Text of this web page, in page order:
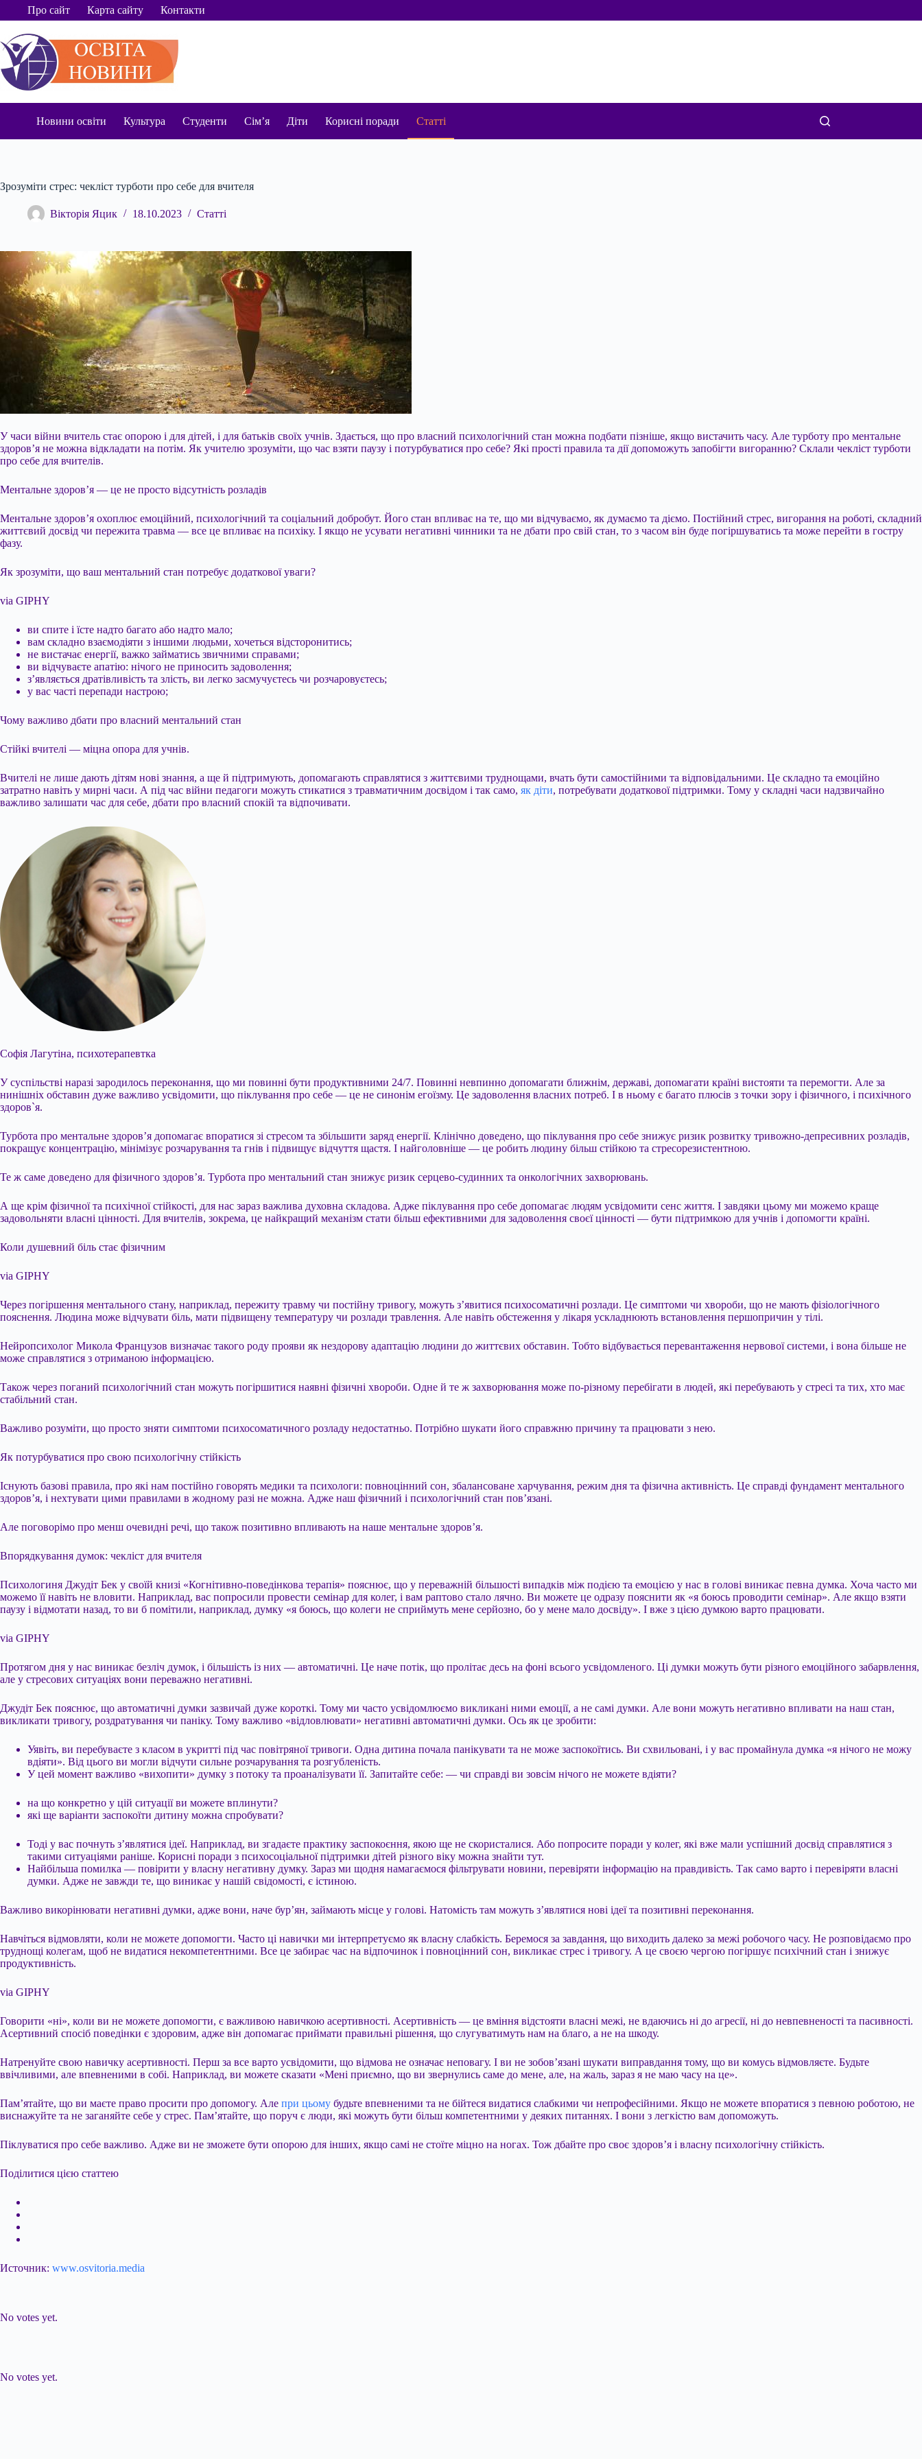
ПерейтиПро сайт Карта сайту Контакти
Новини освіти Культура Студенти Сім’я Діти Корисні поради Статті
Зрозуміти стрес: чекліст турботи про себе для вчителя
Вікторія Яцик 18.10.2023 Статті
У часи війни вчитель стає опорою і для дітей, і для батьків своїх учнів. Здається, що про власний психологічний стан можна подбати пізніше, якщо вистачить часу. Але турботу про ментальне
здоров’я не можна відкладати на потім. Як учителю зрозуміти, що час взяти паузу і потурбуватися про себе? Які прості правила та дії допоможуть запобігти вигоранню? Склали чекліст турботи
про себе для вчителів.
Ментальне здоров’я — це не просто відсутність розладів
Ментальне здоров’я охоплює емоційний, психологічний та соціальний добробут. Його стан впливає на те, що ми відчуваємо, як думаємо та діємо. Постійний стрес, вигорання на роботі, складний
життєвий досвід чи пережита травма — все це впливає на психіку. І якщо не усувати негативні чинники та не дбати про свій стан, то з часом він буде погіршуватись та може перейти в гостру
фазу.
Як зрозуміти, що ваш ментальний стан потребує додаткової уваги?
via GIPHY
ви спите і їсте надто багато або надто мало;
вам складно взаємодіяти з іншими людьми, хочеться відсторонитись;
не вистачає енергії, важко займатись звичними справами;
ви відчуваєте апатію: нічого не приносить задоволення;
з’являється дратівливість та злість, ви легко засмучуєтесь чи розчаровуєтесь;
у вас часті перепади настрою;
Чому важливо дбати про власний ментальний стан
Стійкі вчителі — міцна опора для учнів.
Вчителі не лише дають дітям нові знання, а ще й підтримують, допомагають справлятися з життєвими труднощами, вчать бути самостійними та відповідальними. Це складно та емоційно
затратно навіть у мирні часи. А під час війни педагоги можуть стикатися з травматичним досвідом і так само, як діти, потребувати додаткової підтримки. Тому у складні часи надзвичайно
важливо залишати час для себе, дбати про власний спокій та відпочивати.
Софія Лагутіна, психотерапевтка
У суспільстві наразі зародилось переконання, що ми повинні бути продуктивними 24/7. Повинні невпинно допомагати ближнім, державі, допомагати країні вистояти та перемогти. Але за
нинішніх обставин дуже важливо усвідомити, що піклування про себе — це не синонім егоїзму. Це задоволення власних потреб. І в ньому є багато плюсів з точки зору і фізичного, і психічного
здоров`я.
Турбота про ментальне здоров’я допомагає впоратися зі стресом та збільшити заряд енергії. Клінічно доведено, що піклування про себе знижує ризик розвитку тривожно-депресивних розладів,
покращує концентрацію, мінімізує розчарування та гнів і підвищує відчуття щастя. І найголовніше — це робить людину більш стійкою та стресорезистентною.
Те ж саме доведено для фізичного здоров’я. Турбота про ментальний стан знижує ризик серцево-судинних та онкологічних захворювань.
А ще крім фізичної та психічної стійкості, для нас зараз важлива духовна складова. Адже піклування про себе допомагає людям усвідомити сенс життя. І завдяки цьому ми можемо краще
задовольняти власні цінності. Для вчителів, зокрема, це найкращий механізм стати більш ефективними для задоволення своєї цінності — бути підтримкою для учнів і допомогти країні.
Коли душевний біль стає фізичним
via GIPHY
Через погіршення ментального стану, наприклад, пережиту травму чи постійну тривогу, можуть з’явитися психосоматичні розлади. Це симптоми чи хвороби, що не мають фізіологічного
пояснення. Людина може відчувати біль, мати підвищену температуру чи розлади травлення. Але навіть обстеження у лікаря ускладнюють встановлення першопричин у тілі.
Нейропсихолог Микола Французов визначає такого роду прояви як нездорову адаптацію людини до життєвих обставин. Тобто відбувається перевантаження нервової системи, і вона більше не
може справлятися з отриманою інформацією.
Також через поганий психологічний стан можуть погіршитися наявні фізичні хвороби. Одне й те ж захворювання може по-різному перебігати в людей, які перебувають у стресі та тих, хто має
стабільний стан.
Важливо розуміти, що просто зняти симптоми психосоматичного розладу недостатньо. Потрібно шукати його справжню причину та працювати з нею.
Як потурбуватися про свою психологічну стійкість
Існують базові правила, про які нам постійно говорять медики та психологи: повноцінний сон, збалансоване харчування, режим дня та фізична активність. Це справді фундамент ментального
здоров’я, і нехтувати цими правилами в жодному разі не можна. Адже наш фізичний і психологічний стан пов’язані.
Але поговорімо про менш очевидні речі, що також позитивно впливають на наше ментальне здоров’я.
Впорядкування думок: чекліст для вчителя
Психологиня Джудіт Бек у своїй книзі «Когнітивно-поведінкова терапія» пояснює, що у переважній більшості випадків між подією та емоцією у нас в голові виникає певна думка. Хоча часто ми
можемо її навіть не вловити. Наприклад, вас попросили провести семінар для колег, і вам раптово стало лячно. Ви можете це одразу пояснити як «я боюсь проводити семінар». Але якщо взяти
паузу і відмотати назад, то ви б помітили, наприклад, думку «я боюсь, що колеги не сприймуть мене серйозно, бо у мене мало досвіду». І вже з цією думкою варто працювати.
via GIPHY
Протягом дня у нас виникає безліч думок, і більшість із них — автоматичні. Це наче потік, що пролітає десь на фоні всього усвідомленого. Ці думки можуть бути різного емоційного забарвлення,
але у стресових ситуаціях вони переважно негативні.
Джудіт Бек пояснює, що автоматичні думки зазвичай дуже короткі. Тому ми часто усвідомлюємо викликані ними емоції, а не самі думки. Але вони можуть негативно впливати на наш стан,
викликати тривогу, роздратування чи паніку. Тому важливо «відловлювати» негативні автоматичні думки. Ось як це зробити:
Уявіть, ви перебуваєте з класом в укритті під час повітряної тривоги. Одна дитина почала панікувати та не може заспокоїтись. Ви схвильовані, і у вас промайнула думка «я нічого не можу
вдіяти». Від цього ви могли відчути сильне розчарування та розгубленість.
У цей момент важливо «вихопити» думку з потоку та проаналізувати її. Запитайте себе: — чи справді ви зовсім нічого не можете вдіяти?
на що конкретно у цій ситуації ви можете вплинути?
які ще варіанти заспокоїти дитину можна спробувати?
Тоді у вас почнуть з’являтися ідеї. Наприклад, ви згадаєте практику заспокоєння, якою ще не скористалися. Або попросите поради у колег, які вже мали успішний досвід справлятися з
такими ситуаціями раніше. Корисні поради з психосоціальної підтримки дітей різного віку можна знайти тут.
Найбільша помилка — повірити у власну негативну думку. Зараз ми щодня намагаємося фільтрувати новини, перевіряти інформацію на правдивість. Так само варто і перевіряти власні
думки. Адже не завжди те, що виникає у нашій свідомості, є істиною.
Важливо викорінювати негативні думки, адже вони, наче бур’ян, займають місце у голові. Натомість там можуть з’являтися нові ідеї та позитивні переконання.
Навчіться відмовляти, коли не можете допомогти. Часто ці навички ми інтерпретуємо як власну слабкість. Беремося за завдання, що виходить далеко за межі робочого часу. Не розповідаємо про
труднощі колегам, щоб не видатися некомпетентними. Все це забирає час на відпочинок і повноцінний сон, викликає стрес і тривогу. А це своєю чергою погіршує психічний стан і знижує
продуктивність.
via GIPHY
Говорити «ні», коли ви не можете допомогти, є важливою навичкою асертивності. Асертивність — це вміння відстояти власні межі, не вдаючись ні до агресії, ні до невпевненості та пасивності.
Асертивний спосіб поведінки є здоровим, адже він допомагає приймати правильні рішення, що слугуватимуть нам на благо, а не на шкоду.
Натренуйте свою навичку асертивності. Перш за все варто усвідомити, що відмова не означає неповагу. І ви не зобов’язані шукати виправдання тому, що ви комусь відмовляєте. Будьте
ввічливими, але впевненими в собі. Наприклад, ви можете сказати «Мені приємно, що ви звернулись саме до мене, але, на жаль, зараз я не маю часу на це».
Пам’ятайте, що ви маєте право просити про допомогу. Але при цьому будьте впевненими та не бійтеся видатися слабкими чи непрофесійними. Якщо не можете впоратися з певною роботою, не
виснажуйте та не заганяйте себе у стрес. Пам’ятайте, що поруч є люди, які можуть бути більш компетентними у деяких питаннях. І вони з легкістю вам допоможуть.
Піклуватися про себе важливо. Адже ви не зможете бути опорою для інших, якщо самі не стоїте міцно на ногах. Тож дбайте про своє здоров’я і власну психологічну стійкість.
Поділитися цією статтею
Источник: www.osvitoria.media
No votes yet.
No votes yet.